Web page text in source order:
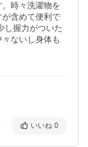
時々洗濯物を
含めて便利で
し握力がついた
ないし身体も
いいね 0